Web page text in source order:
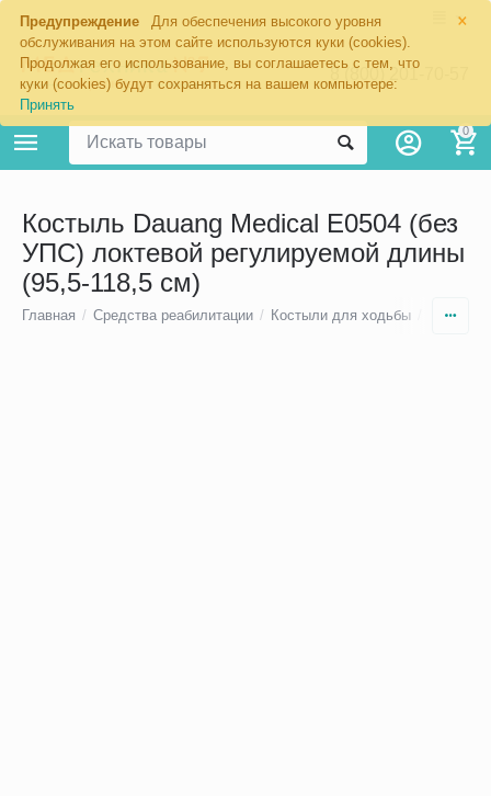
×
Предупреждение
Для обеспечения высокого уровня
обслуживания на этом сайте используются куки (cookies).
Продолжая его использование, вы соглашаетесь с тем, что
куки (cookies) будут сохраняться на вашем компьютере:
Принять
8 (800) 201-70-57
0
Костыль Dauang Medical Е0504 (без
УПС) локтевой регулируемой длины
(95,5-118,5 см)
Главная / Средства реабилитации / Костыли для ходьбы